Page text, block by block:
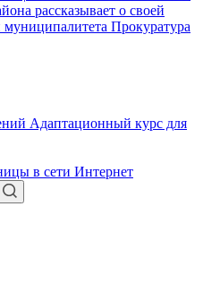
рассказывает о своей
муниципалитета Прокуратура
Адаптационный курс для
в сети Интернет